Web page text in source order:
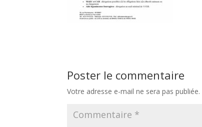
Poster le commentaire
Votre adresse e-mail ne sera pas publiée.